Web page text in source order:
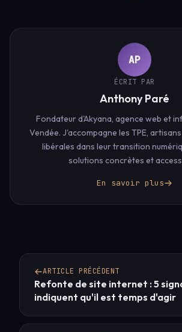
AP
ÉCRIT PAR
Anthony Paré
Fondateur d'Akyana, agence web et
Vendée. J'accompagne les TPE,
libérales dans leur transition
solutions concrètes et
En savoir plus
ARTICLE PRÉCÉDENT
Refonte de site internet : 5
indiquent qu'il est temps d'agir